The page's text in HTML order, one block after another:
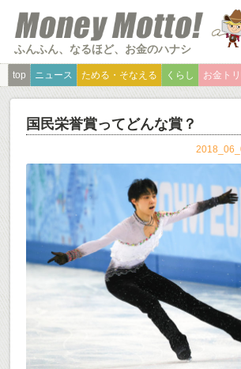
ふんふん、なるほど、お金のハナシ
top ニュース ためる・そなえる くらし お金ト
国民栄誉賞ってどんな賞？